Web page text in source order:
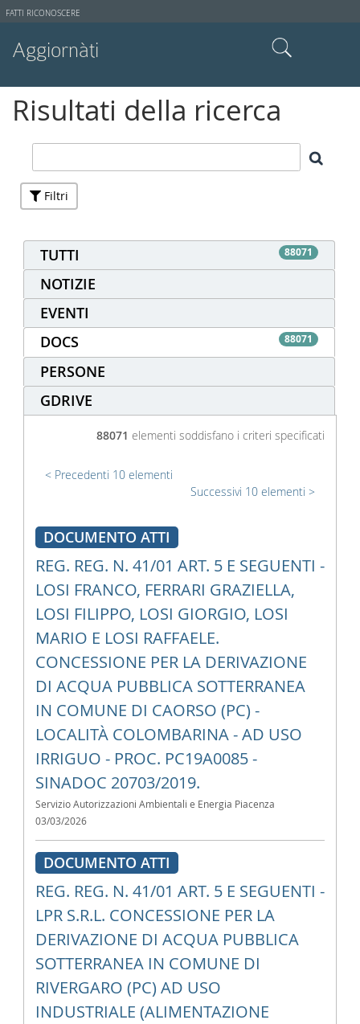
Strumenti
FATTI RICONOSCERE
Aggiornàti
Ricerca avanzata…
Risultati della ricerca
Filtri
TUTTI 88071
NOTIZIE
EVENTI
DOCS
88071
PERSONE
GDRIVE
88071 elementi soddisfano i criteri specificati
Precedenti 10 elementi
Successivi 10 elementi
DOCUMENTO ATTI
REG. REG. N. 41/01 ART. 5 E SEGUENTI -
LOSI FRANCO, FERRARI GRAZIELLA,
LOSI FILIPPO, LOSI GIORGIO, LOSI
MARIO E LOSI RAFFAELE.
CONCESSIONE PER LA DERIVAZIONE
DI ACQUA PUBBLICA SOTTERRANEA
IN COMUNE DI CAORSO (PC) -
LOCALITÀ COLOMBARINA - AD USO
IRRIGUO - PROC. PC19A0085 -
SINADOC 20703/2019.
Servizio Autorizzazioni Ambientali e Energia Piacenza
03/03/2026
DOCUMENTO ATTI
REG. REG. N. 41/01 ART. 5 E SEGUENTI -
LPR S.R.L. CONCESSIONE PER LA
DERIVAZIONE DI ACQUA PUBBLICA
SOTTERRANEA IN COMUNE DI
RIVERGARO (PC) AD USO
INDUSTRIALE (ALIMENTAZIONE